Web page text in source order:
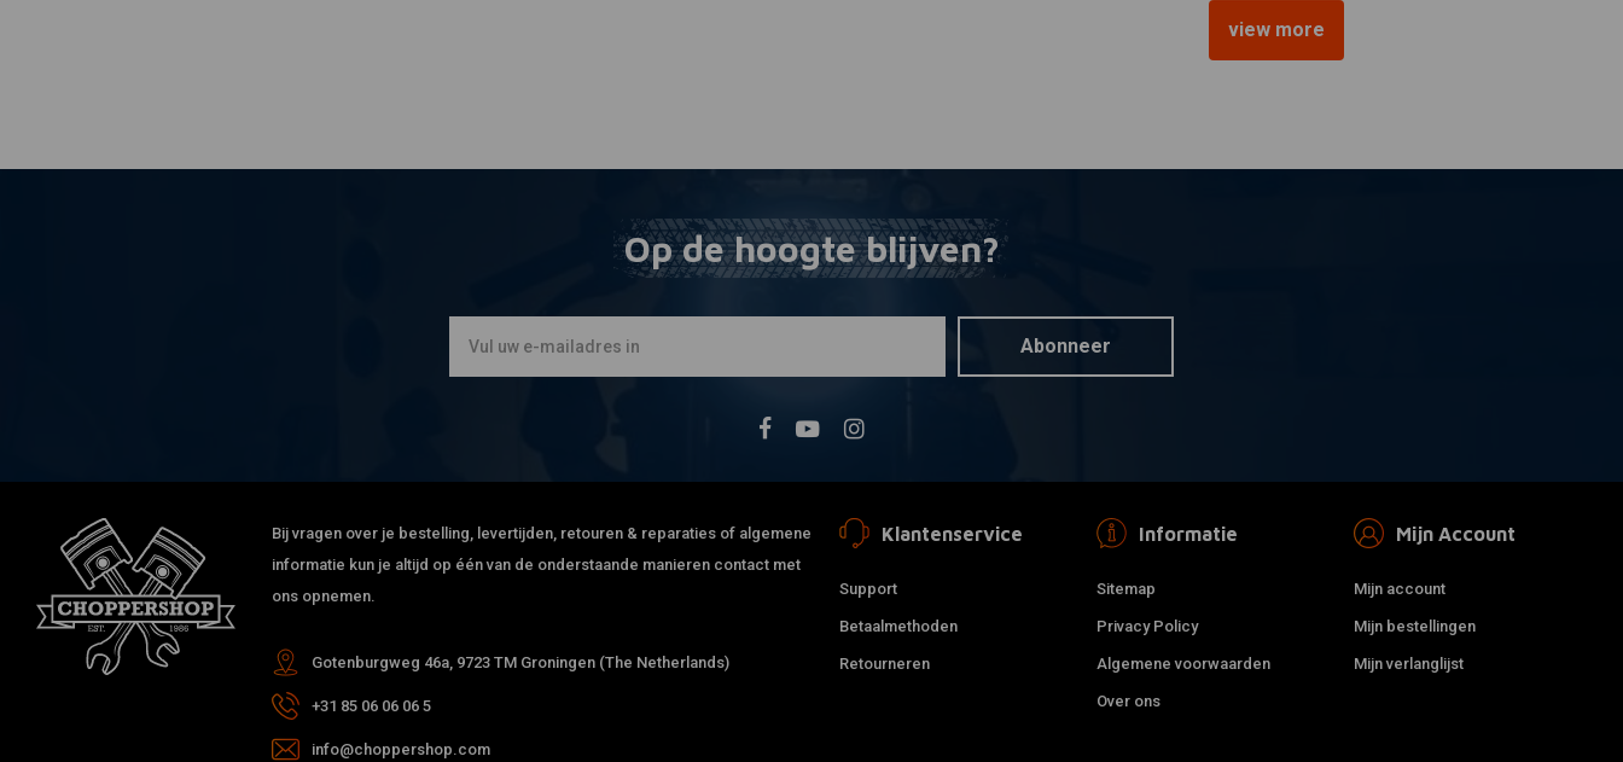
- Zwart
€99,95
view more
Op de hoogte blijven?
Abonneer
Bij vragen over je bestelling, levertijden, retouren & reparaties of algemene
informatie kun je altijd op één van de onderstaande manieren contact met
ons opnemen.
Gotenburgweg 46a, 9723 TM Groningen (The Netherlands)
+31 85 06 06 06 5
info@choppershop.com
Klantenservice
Support
Betaalmethoden
Retourneren
Informatie
Sitemap
Privacy Policy
Algemene voorwaarden
Over ons
Mijn Account
Mijn account
Mijn bestellingen
Mijn verlanglijst